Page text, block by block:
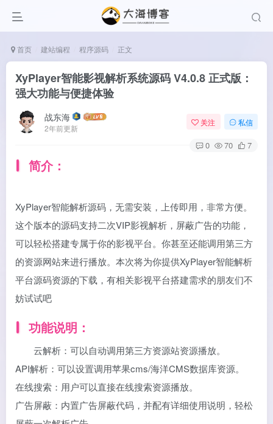
首页 建站编程 程序源码 正文
XyPlayer智能影视解析系统源码 V4.0.8 正式版：
强大功能与便捷体验
战东海
2年前更新
关注 私信
0 70 7
简介：
XyPlayer智能解析源码，无需安装，上传即用，非常方便。
这个版本的源码支持二次VIP影视解析，屏蔽广告的功能，
可以轻松搭建专属于你的影视平台。你甚至还能调用第三方
的资源网站来进行播放。本次将为你提供XyPlayer智能解析
平台源码资源的下载，有相关影视平台搭建需求的朋友们不
妨试试吧
功能说明：
云解析：可以自动调用第三方资源站资源播放。
API解析：可以设置调用苹果cms/海洋CMS数据库资源。
在线搜索：用户可以直接在线搜索资源播放。
广告屏蔽：内置广告屏蔽代码，并配有详细使用说明，轻松